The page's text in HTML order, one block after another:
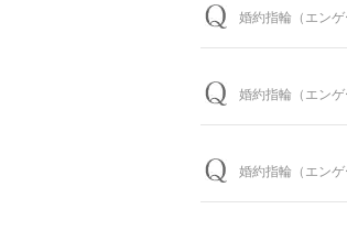
婚約指輪（エン
パーフェクトフ
パーフェクト
婚約指輪（エン
す。
婚約指輪（エン